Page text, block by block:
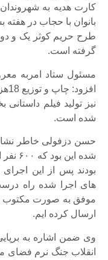
کارت هدیه به
بانوان با حجاب در
طرح حریم کوثر یک و
گرفته است.
مسئول ستاد امربه
نیز تولید فیلم
شده است.
حسن دزفولی خاطر
شده
بودند پس از این اجرای
موفق به صورت مکتوب
ارسال کرده ایم.
انقلاب جنگ نرم فضای